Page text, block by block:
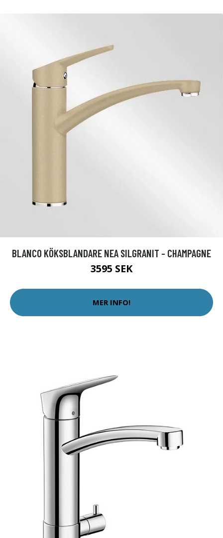
BLANCO KÖKSBLANDARE NEA SILGRANIT - CHAMPAGNE
3595 SEK
MER INFO!